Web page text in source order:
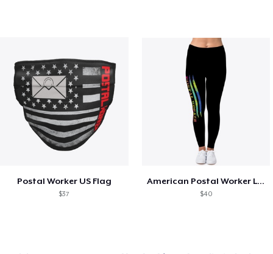
Postal Worker US Flag
$37
American Postal Worker Legging
$40